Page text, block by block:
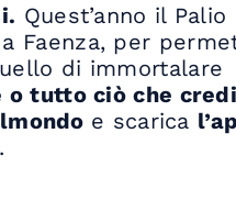
Quest’anno il Palio
Faenza, per
di immortalare
o tutto ciò che credi
e scarica